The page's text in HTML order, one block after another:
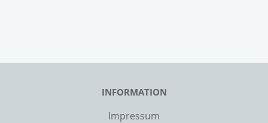
INFORMATION
Impressum